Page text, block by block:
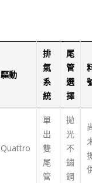
驅動
排
氣
系
統
尾
管
選
擇
Quattro
單
出
雙
尾
管
拋
光
不
鏽
鋼